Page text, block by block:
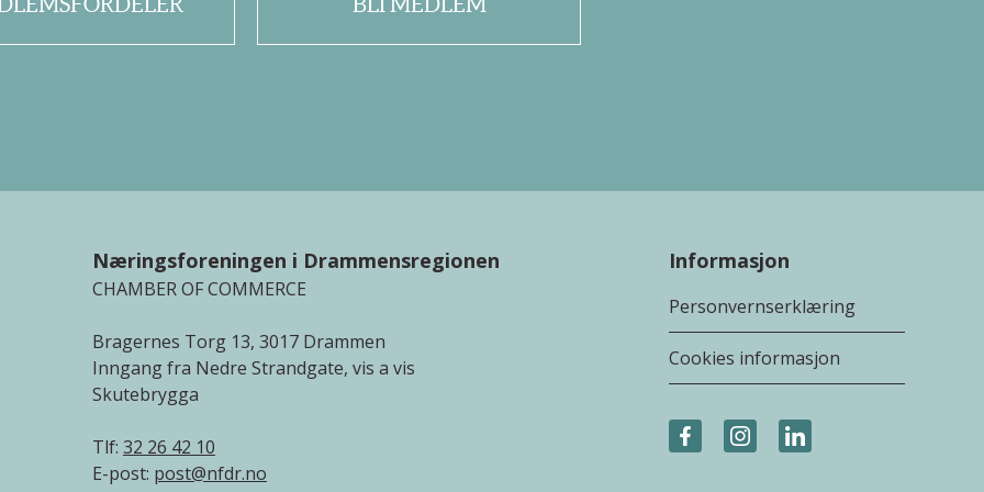
Næringsforeningen i Drammensregionen
CHAMBER OF COMMERCE
Bragernes Torg 13, 3017 Drammen
Inngang fra Nedre Strandgate, vis a vis
Skutebrygga
Tlf: 32 26 42 10
E-post: post@nfdr.no
Informasjon
Personvernserklæring
Cookies informasjon